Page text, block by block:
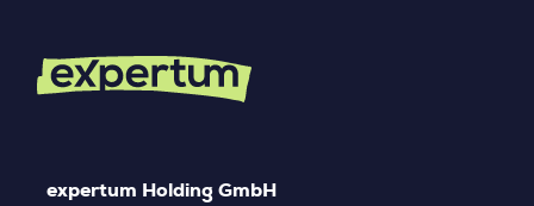
expertum Holding GmbH